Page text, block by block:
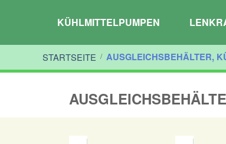
KÜHLMITTELPUMPEN
STARTSEITE / AUSGLEICHSBEHÄLTER,